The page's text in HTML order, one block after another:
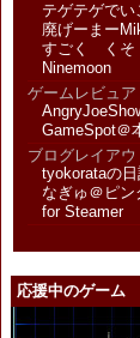
テゲテゲでい
廃げーまー
すごく く
Ninemoon
ゲームレビュア
GameSpot＠
ブログレイア
tyokorataの
なぎゅ＠ピン
for Steamer
応援中のゲーム